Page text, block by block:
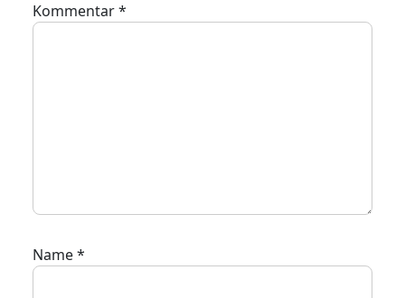
Kommentar*
Name*